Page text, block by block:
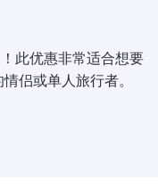
此优惠非常适合想要
侣或单人旅行者。